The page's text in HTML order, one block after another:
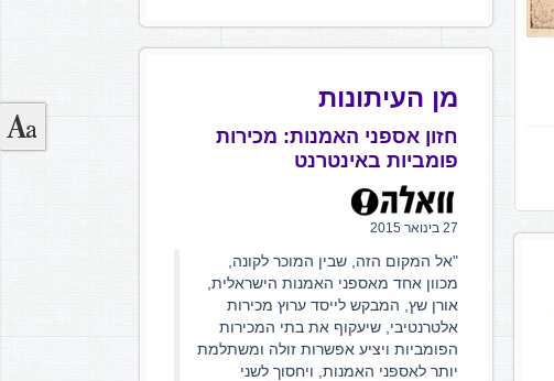
מן העיתונות
חזון אספני האמנות: מכירות
פומביות באינטרנט
27 בינואר 2015
"אל המקום הזה, שבין המוכר לקונה,
מכוון אחד מאספני האמנות הישראלית,
אורן שץ, המבקש לייסד ערוץ מכירות
אלטרנטיבי, שיעקוף את בתי המכירות
הפומביות ויציע אפשרות זולה ומשתלמת
יותר לאספני האמנות, ויחסוך לשני